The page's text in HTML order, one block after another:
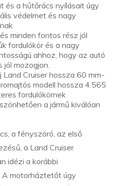
és a hűtőrács nyílásait úgy
védelmet és nagy
minden fontos rész jól
fordulókör és a nagy
ahhoz, hogy az autó
jól mozogjon.
Cruiser hossza 60 mm-
modell hossza 4.565
fordulókörnek
a jármű kiválóan
a fényszóró, az első
a Land Cruiser
idézi a korábbi
A motorháztetőt úgy